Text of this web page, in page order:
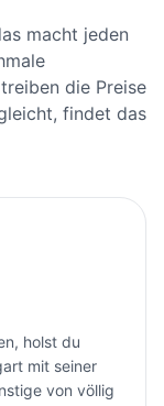
macht jeden
die Preise
findet das
holst du
mit seiner
von völlig